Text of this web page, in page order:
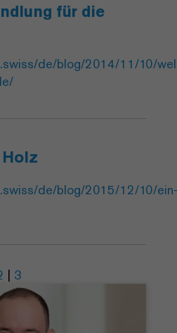
für die
de/blog/2014/11/10/
de/blog/2015/12/10/
| 3